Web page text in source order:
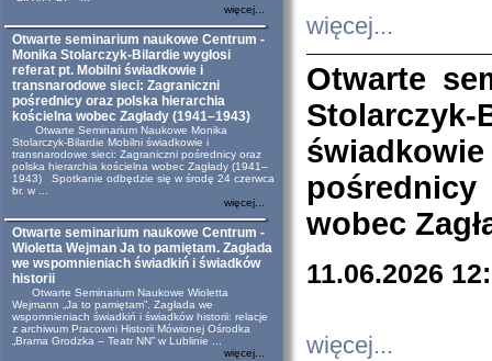
więcej...
Otwarte seminarium naukowe Centrum -
Monika Stolarczyk-Bilardie wygłosi
referat pt. Mobilni świadkowie i
transnarodowe sieci: Zagraniczni
pośrednicy oraz polska hierarchia
kościelna wobec Zagłady (1941–1943)
Otwarte Seminarium Naukowe Monika
Stolarczyk-Bilardie Mobilni świadkowie i
transnarodowe sieci: Zagraniczni pośrednicy oraz
polska hierarchia kościelna wobec Zagłady (1941–
1943) Spotkanie odbędzie się w środę 24 czerwca
br. w ...
więcej...
Otwarte seminarium naukowe Centrum -
Wioletta Wejman Ja to pamiętam. Zagłada
we wspomnieniach świadkiń i świadków
historii
Otwarte Seminarium Naukowe Wioletta
Wejmann „Ja to pamiętam”. Zagłada we
wspomnieniach świadkiń i świadków historii: relacje
z archiwum Pracowni Historii Mówionej Ośrodka
„Brama Grodzka – Teatr NN” w Lublinie ...
więcej...
więcej...
Otwarte
wobec
11.06.2026
więcej...